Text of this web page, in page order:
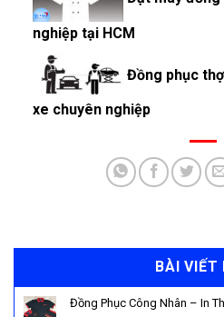
nghiệp tại HCM
Đồng phục
xe chuyên nghiệp
BÀI VIẾT
Đồng Phục Công Nhân – In